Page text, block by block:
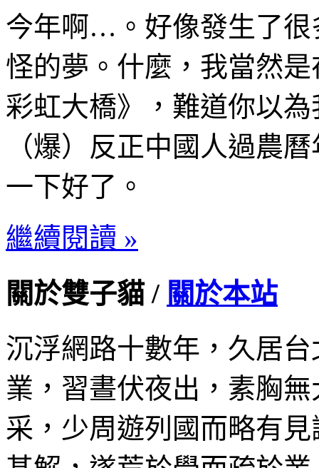
今年啊…。好像發生了很
怪的夢。什麼，我當然
彩虹大橋》，難道你以
（爆）反正中國人過農
一下好了。
繼續閱讀 »
關於雙子貓 / 關於本站
沉浮網路十數年，久居
業，習晝伏夜出，素胸
采，少周遊列國而略有